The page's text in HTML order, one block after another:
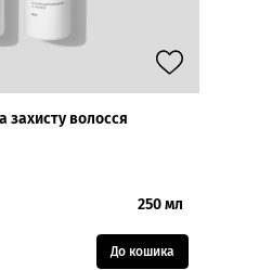
захисту волосся
250 мл
До кошика